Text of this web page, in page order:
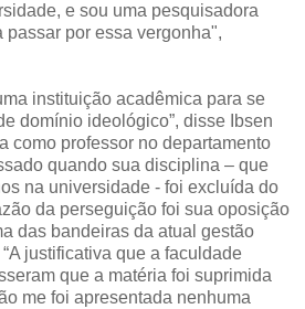
e sou uma pesquisadora
passar por essa vergonha",
instituição acadêmica para se
domínio ideológico”, disse Ibsen
como professor no departamento
quando sua disciplina – que
na universidade - foi excluída do
da perseguição foi sua oposição
das bandeiras da atual gestão
justificativa que a faculdade
que a matéria foi suprimida
me foi apresentada nenhuma